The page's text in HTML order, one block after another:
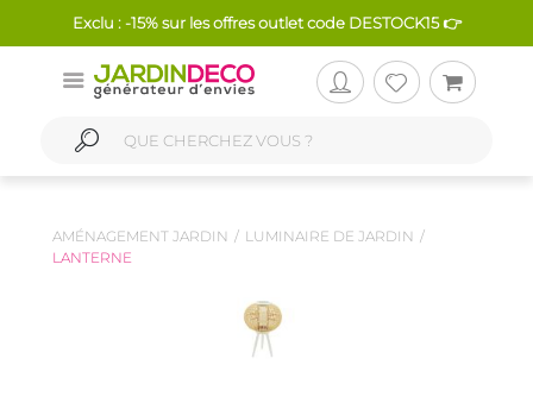
Exclu : -15% sur les offres outlet code DESTOCK15 👉
AMÉNAGEMENT JARDIN
LUMINAIRE DE JARDIN
LANTERNE